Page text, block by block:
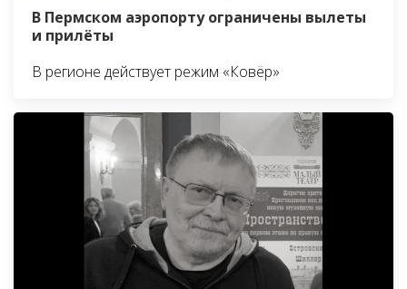
В Пермском аэропорту ограничены вылеты
и прилёты
В регионе действует режим «Ковёр»